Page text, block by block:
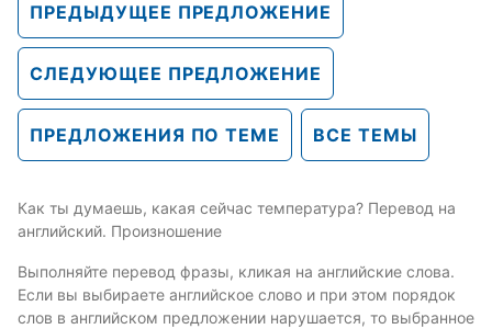
ПРЕДЫДУЩЕЕ ПРЕДЛОЖЕНИЕ
СЛЕДУЮЩЕЕ ПРЕДЛОЖЕНИЕ
ПРЕДЛОЖЕНИЯ ПО ТЕМЕ ВСЕ ТЕМЫ
Как ты думаешь, какая сейчас температура? Перевод на
английский. Произношение
Выполняйте перевод фразы, кликая на английские слова.
Если вы выбираете английское слово и при этом порядок
слов в английском предложении нарушается, то выбранное